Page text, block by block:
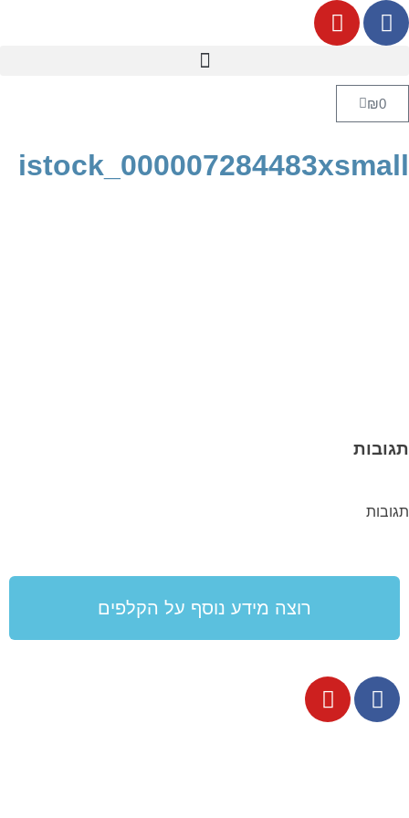
₪0
istock_000007284483xsmall
תגובות
תגובות
רוצה מידע נוסף על הקלפים